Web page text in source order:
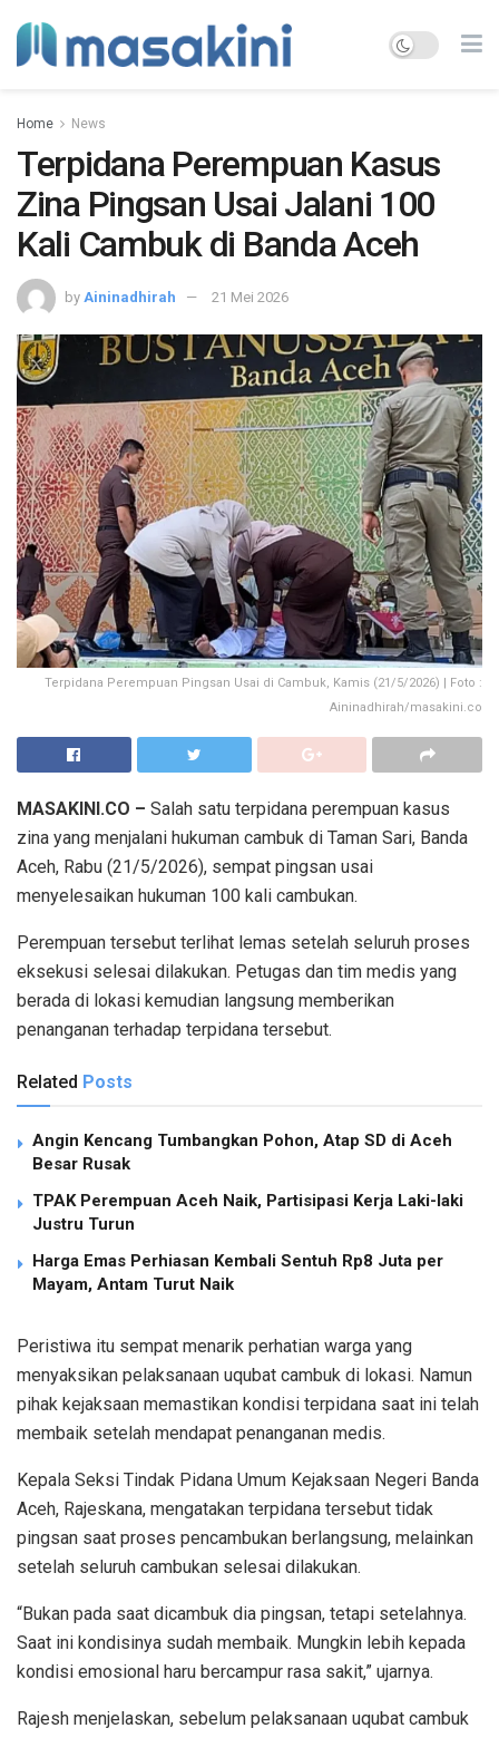
Home News
Terpidana Perempuan Kasus
Zina Pingsan Usai Jalani 100
Kali Cambuk di Banda Aceh
by Aininadhirah 21 Mei 2026
Terpidana Perempuan Pingsan Usai di Cambuk, Kamis (21/5/2026) | Foto :
Aininadhirah/masakini.co
MASAKINI.CO – Salah satu terpidana perempuan kasus
zina yang menjalani hukuman cambuk di Taman Sari, Banda
Aceh, Rabu (21/5/2026), sempat pingsan usai
menyelesaikan hukuman 100 kali cambukan.
Perempuan tersebut terlihat lemas setelah seluruh proses
eksekusi selesai dilakukan. Petugas dan tim medis yang
berada di lokasi kemudian langsung memberikan
penanganan terhadap terpidana tersebut.
Related Posts
Angin Kencang Tumbangkan Pohon, Atap SD di Aceh
Besar Rusak
TPAK Perempuan Aceh Naik, Partisipasi Kerja Laki-laki
Justru Turun
Harga Emas Perhiasan Kembali Sentuh Rp8 Juta per
Mayam, Antam Turut Naik
Peristiwa itu sempat menarik perhatian warga yang
menyaksikan pelaksanaan uqubat cambuk di lokasi. Namun
pihak kejaksaan memastikan kondisi terpidana saat ini telah
membaik setelah mendapat penanganan medis.
Kepala Seksi Tindak Pidana Umum Kejaksaan Negeri Banda
Aceh, Rajeskana, mengatakan terpidana tersebut tidak
pingsan saat proses pencambukan berlangsung, melainkan
setelah seluruh cambukan selesai dilakukan.
“Bukan pada saat dicambuk dia pingsan, tetapi setelahnya.
Saat ini kondisinya sudah membaik. Mungkin lebih kepada
kondisi emosional haru bercampur rasa sakit,” ujarnya.
Rajesh menjelaskan, sebelum pelaksanaan uqubat cambuk